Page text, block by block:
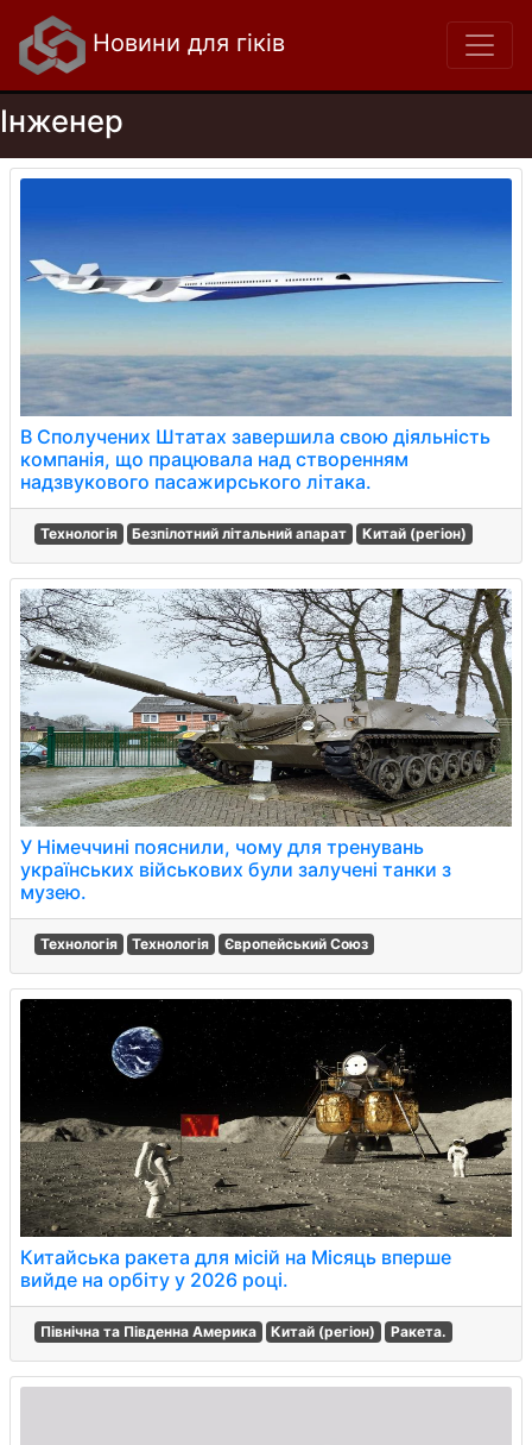
Новини для гіків
Інженер
В Сполучених Штатах завершила свою діяльність
компанія, що працювала над створенням
надзвукового пасажирського літака.
Технологія Безпілотний літальний апарат Китай (регіон)
У Німеччині пояснили, чому для тренувань
українських військових були залучені танки з
музею.
Технологія Технологія Європейський Союз
Китайська ракета для місій на Місяць вперше
вийде на орбіту у 2026 році.
Північна та Південна Америка Китай (регіон) Ракета.